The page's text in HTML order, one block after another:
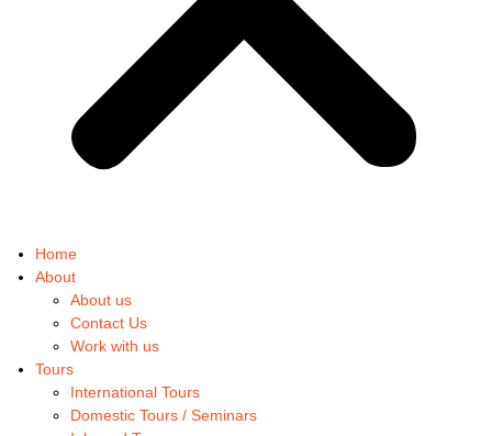
Home
About
About us
Contact Us
Work with us
Tours
International Tours
Domestic Tours / Seminars